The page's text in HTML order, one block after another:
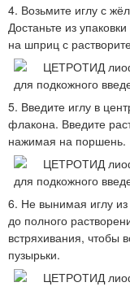
4. Возьмите иглу с
Достаньте из
на шприц с
5. Введите иглу в
флакона. Введите
нажимая на поршень.
6. Не вынимая иглу
до полного
встряхивания, чтобы
пузырьки.